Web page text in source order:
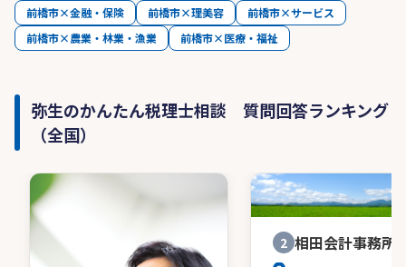
前橋市×金融・保険
前橋市×理美容
前橋市×サービス
前橋市×農業・林業・漁業
前橋市×医療・福祉
弥生のかんたん税理士相談 質問回答ランキング
（全国）
2 相田会計事務所